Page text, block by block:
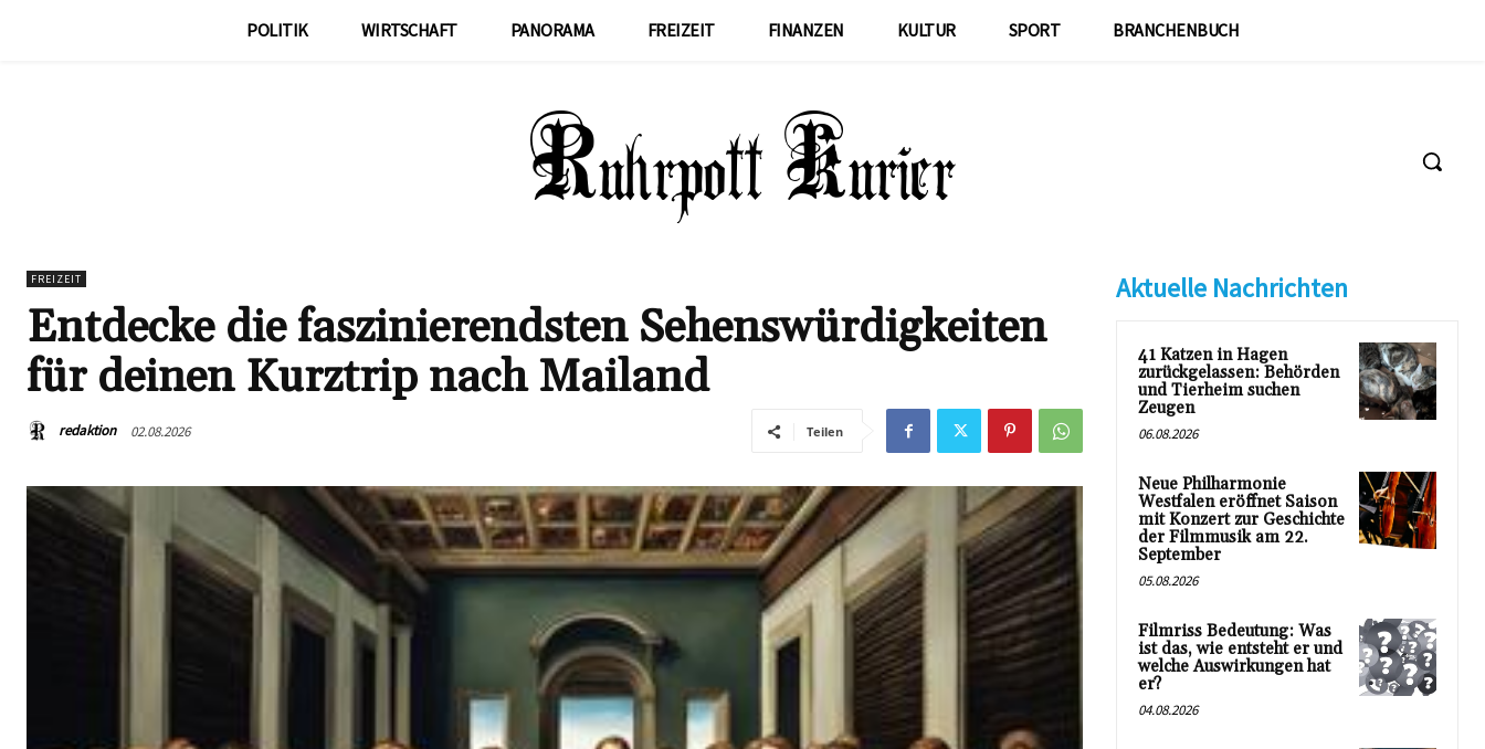
POLITIK WIRTSCHAFT PANORAMA FREIZEIT FINANZEN KULTUR SPORT BRANCHENBUCH
FREIZEIT
Entdecke die faszinierendsten Sehenswürdigkeiten
für deinen Kurztrip nach Mailand
redaktion 02.08.2026 Teilen
Aktuelle Nachrichten
41 Katzen in Hagen
zurückgelassen: Behörden
und Tierheim suchen
Zeugen
06.08.2026
Neue Philharmonie
Westfalen eröffnet Saison
mit Konzert zur Geschichte
der Filmmusik am 22.
September
05.08.2026
Filmriss Bedeutung: Was
ist das, wie entsteht er und
welche Auswirkungen hat
er?
04.08.2026